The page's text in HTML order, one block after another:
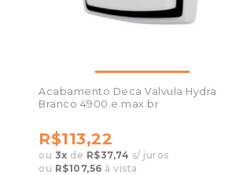
Acabamento Deca Valvula Hydra
Branco 4900.e.max.br
R$113,22
ou 3x de R$37,74 s/ juros
ou R$107,56 à vista